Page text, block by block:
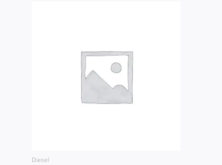
Diesel